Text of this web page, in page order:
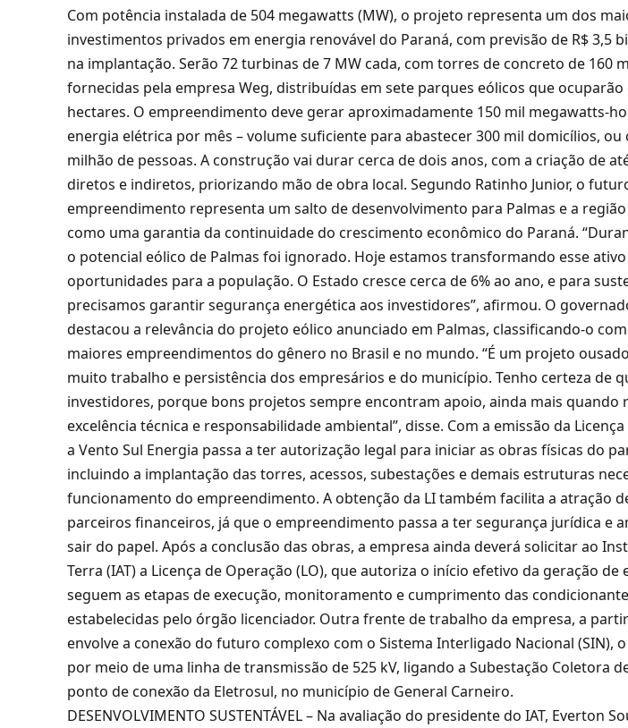
Com potência instalada de 504 megawatts (MW), o projeto representa um dos
investimentos privados em energia renovável do Paraná, com previsão de R$ 3,5
na implantação. Serão 72 turbinas de 7 MW cada, com torres de concreto de 160
fornecidas pela empresa Weg, distribuídas em sete parques eólicos que ocuparão
hectares. O empreendimento deve gerar aproximadamente 150 mil megawatts-
energia elétrica por mês – volume suficiente para abastecer 300 mil domicílios, ou
milhão de pessoas. A construção vai durar cerca de dois anos, com a criação de
diretos e indiretos, priorizando mão de obra local. Segundo Ratinho Junior, o
empreendimento representa um salto de desenvolvimento para Palmas e a
como uma garantia da continuidade do crescimento econômico do Paraná.
o potencial eólico de Palmas foi ignorado. Hoje estamos transformando esse
oportunidades para a população. O Estado cresce cerca de 6% ao ano, e para
precisamos garantir segurança energética aos investidores”, afirmou. O
destacou a relevância do projeto eólico anunciado em Palmas, classificando-o
maiores empreendimentos do gênero no Brasil e no mundo. “É um projeto
muito trabalho e persistência dos empresários e do município. Tenho certeza de
investidores, porque bons projetos sempre encontram apoio, ainda mais quando
excelência técnica e responsabilidade ambiental”, disse. Com a emissão da
a Vento Sul Energia passa a ter autorização legal para iniciar as obras físicas do
incluindo a implantação das torres, acessos, subestações e demais estruturas
funcionamento do empreendimento. A obtenção da LI também facilita a atração
parceiros financeiros, já que o empreendimento passa a ter segurança jurídica e
sair do papel. Após a conclusão das obras, a empresa ainda deverá solicitar ao
Terra (IAT) a Licença de Operação (LO), que autoriza o início efetivo da geração de
seguem as etapas de execução, monitoramento e cumprimento das
estabelecidas pelo órgão licenciador. Outra frente de trabalho da empresa, a
envolve a conexão do futuro complexo com o Sistema Interligado Nacional (SIN),
por meio de uma linha de transmissão de 525 kV, ligando a Subestação Coletora
ponto de conexão da Eletrosul, no município de General Carneiro.
DESENVOLVIMENTO SUSTENTÁVEL – Na avaliação do presidente do IAT, Everton